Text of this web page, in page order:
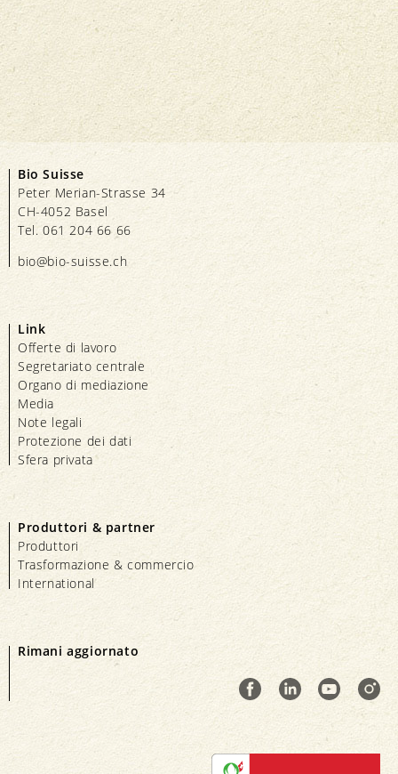
Bio Suisse
Peter Merian-Strasse 34
CH-4052 Basel
Tel. 061 204 66 66
bio@bio-suisse.ch
Link
Offerte di lavoro
Segretariato centrale
Organo di mediazione
Media
Note legali
Protezione dei dati
Sfera privata
Produttori & partner
Produttori
Trasformazione & commercio
International
Rimani aggiornato